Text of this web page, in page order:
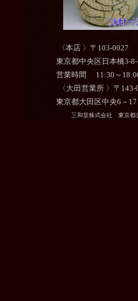
〈本店 〉〒103-0027
東京都中央区日本橋3-8-
営業時間
11:30～
〈大田営業所 〉〒143-
東京都大田区中央6－17
三和堂株式会社 東京都